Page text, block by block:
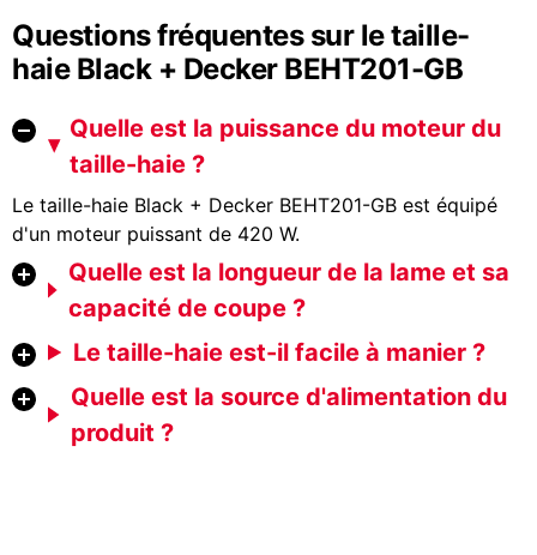
Questions fréquentes sur le taille-
haie Black + Decker BEHT201-GB
Quelle est la puissance du moteur du
taille-haie ?
Le taille-haie Black + Decker BEHT201-GB est équipé
d'un moteur puissant de 420 W.
Quelle est la longueur de la lame et sa
capacité de coupe ?
Le taille-haie est-il facile à manier ?
Quelle est la source d'alimentation du
produit ?